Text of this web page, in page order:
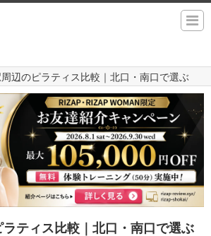
辺のピラティス比較｜北口・南口で選ぶ
ティス比較｜北口・南口で選ぶ